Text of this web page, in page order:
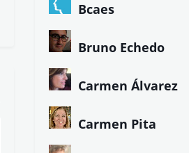
Bcaes
Bruno Echedo
Carmen Álvarez
Carmen Pita